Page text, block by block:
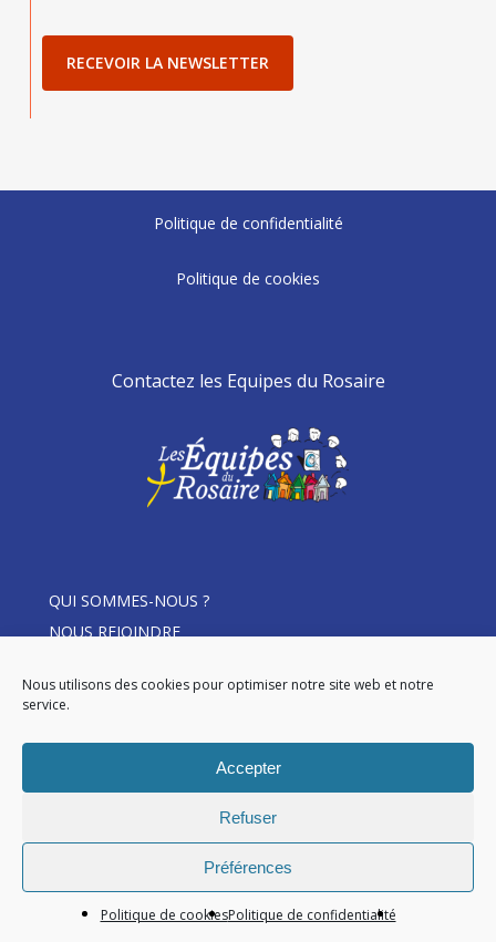
Nous utilisons des cookies pour optimiser notre site web et notre
service.
Accepter
Refuser
Préférences
Politique de cookiesPolitique de confidentialité
RECEVOIR LA NEWSLETTER
Politique de confidentialité
Politique de cookies
Contactez les Equipes du Rosaire
QUI SOMMES-NOUS ?
NOUS REJOINDRE
ACTUALITÉS